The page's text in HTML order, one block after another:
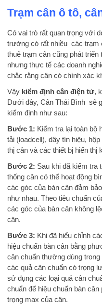
Trạm cân ô tô,
Có vai trò rất quan trọng với
trường có rất nhiều các trạm
thuê trạm cân cũng phát
nhưng thực tế các doanh
chắc rằng cân có chính xác
Vậy kiểm định cân điện tử,
Dưới đây, Cân Thái Bình sẽ
kiểm định như sau:
Bước 1: Kiểm tra lại toàn bộ
tải (loadcell), dây tín hiệu,
thị cân và các thiết bị hiển thị
Bước 2: Sau khi đã kiểm tra
thống cân có thể hoạt động
các góc của bàn cân đảm
như nhau. Theo tiêu chuẩn
các góc của bàn cân không
cân.
Bước 3: Khi đã hiểu chỉnh
hiệu chuẩn bàn cân bằng
cân chuẩn thường dùng
các quả cân chuẩn có trọng
sử dụng các loại quả cân
chuẩn để hiệu chuẩn bàn
trọng max của cân.